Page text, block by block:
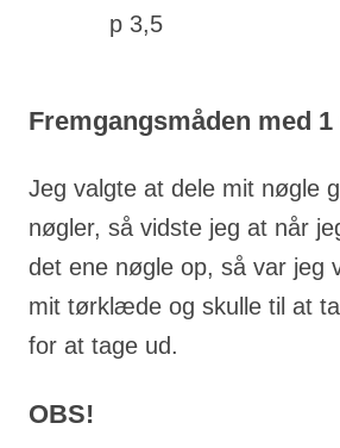
p 3,5
Fremgangsmåden med
Jeg valgte at dele mit nøgle
nøgler, så vidste jeg at når
det ene nøgle op, så var jeg
mit tørklæde og skulle til at
for at tage ud.
OBS!